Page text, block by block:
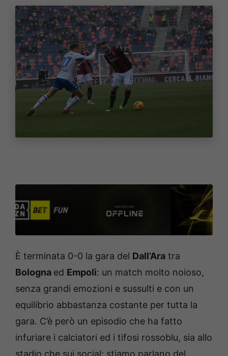
È terminata 0-0 la gara del Dall’Ara tra
Bologna ed Empoli: un match molto noioso,
senza grandi emozioni e sussulti e con un
equilibrio abbastanza costante per tutta la
gara. C’è però un episodio che ha fatto
infuriare i calciatori ed i tifosi rossoblu, sia allo
stadio che sui social: stiamo parlano del